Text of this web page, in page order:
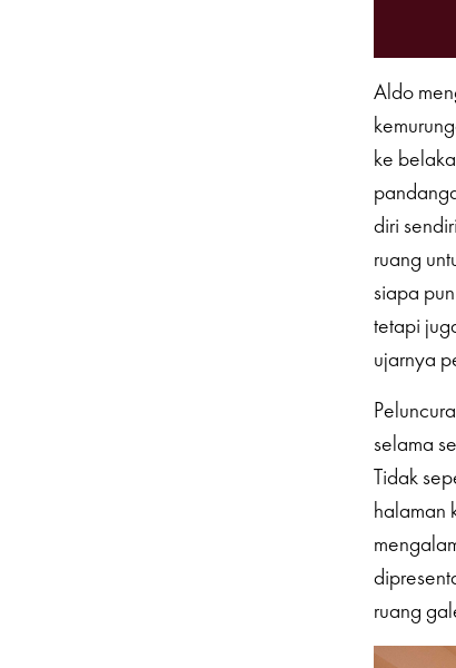
Aldo
ke
diri
ruang
siapa
tetapi
ujarnya
selama
Tidak
halaman
ruang